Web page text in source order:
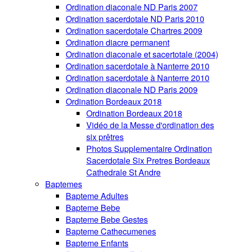
Ordination diaconale ND Paris 2007
Ordination sacerdotale ND Paris 2010
Ordination sacerdotale Chartres 2009
Ordination diacre permanent
Ordination diaconale et sacertotale (2004)
Ordination sacerdotale à Nanterre 2010
Ordination sacerdotale à Nanterre 2010
Ordination diaconale ND Paris 2009
Ordination Bordeaux 2018
Ordination Bordeaux 2018
Vidéo de la Messe d'ordination des
six prêtres
Photos Supplementaire Ordination
Sacerdotale Six Pretres Bordeaux
Cathedrale St Andre
Baptemes
Bapteme Adultes
Bapteme Bebe
Bapteme Bebe Gestes
Bapteme Cathecumenes
Bapteme Enfants